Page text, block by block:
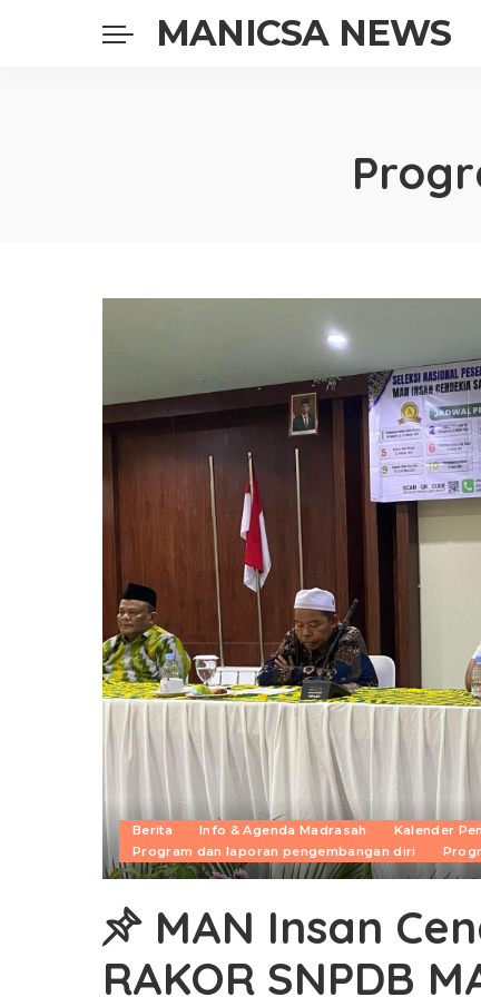
MANICSA NEWS
Berita Info & Agenda Madrasah Kalender
Program dan laporan pengembangan diri
MAN Insan
RAKOR SNPDB